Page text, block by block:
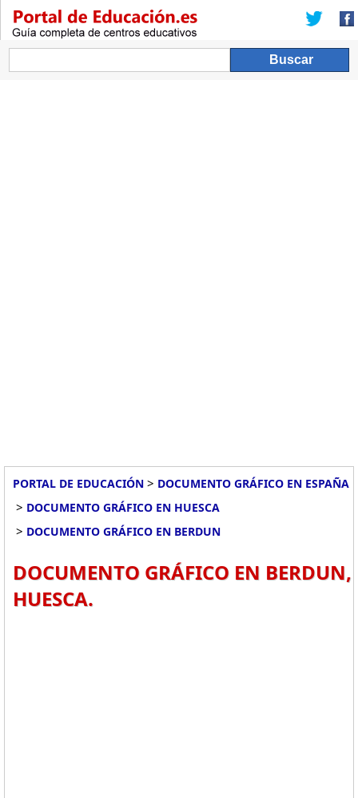
PORTAL DE EDUCACIÓN > DOCUMENTO GRÁFICO EN ESPAÑA
> DOCUMENTO GRÁFICO EN HUESCA
> DOCUMENTO GRÁFICO EN BERDUN
DOCUMENTO GRÁFICO EN BERDUN,
HUESCA.